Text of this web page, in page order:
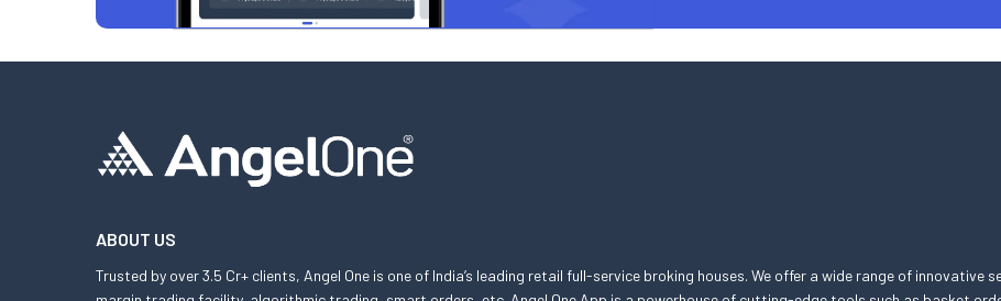
ABOUT US
Trusted by over 3.5 Cr+ clients, Angel One is one of India’s leading retail full-service broking houses. We offer a wide range of innovative